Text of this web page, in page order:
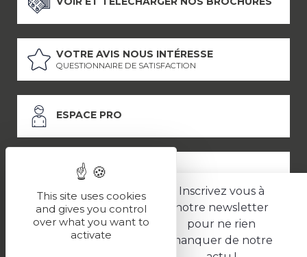
Inscrivez vous à
notre newsletter
pour ne rien
manquer de notre
VOTRE AVIS NOUS INTÉRESSE
QUESTIONNAIRE DE SATISFACTION
ESPACE PRO
ESPACE PRESSE
LES PARTENAIRES
Politique de confidentialité
This site uses cookies
and gives you control
over what you want to
activate